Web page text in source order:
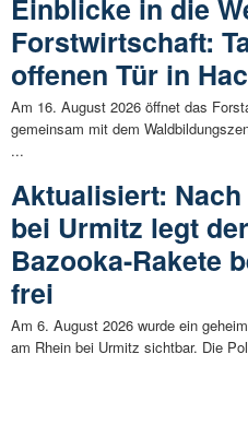
Einblicke in die
Forstwirtschaft:
offenen Tür in
Am 16. August 2026 öffnet das
gemeinsam mit dem
...
Aktualisiert:
bei Urmitz legt
Bazooka-Rakete
frei
Am 6. August 2026 wurde ein
am Rhein bei Urmitz sichtbar. Die